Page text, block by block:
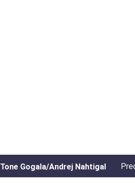
Tone Gogala/Andrej Nahtigal